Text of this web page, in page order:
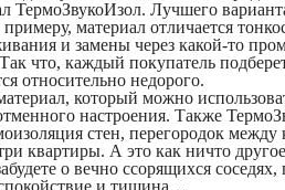
ТермоЗвукоИзол. Лучшего
материал отличается
и замены через какой-то
что, каждый покупатель
относительно недорого.
который можно
настроения. Также
стен, перегородок между
квартиры. А это как ничто
о вечно ссорящихся